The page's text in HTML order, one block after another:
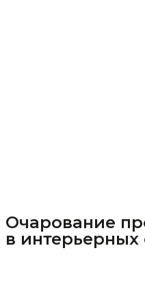
Очарование
в интерьерных